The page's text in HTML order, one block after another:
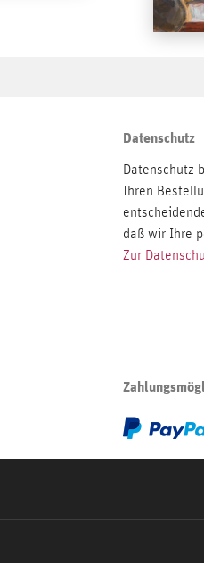
Datenschutz
Datenschutz
Ihren
daß wir Ihre
Zur